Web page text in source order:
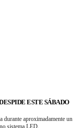
ESTE SÁBADO
aproximadamente un
sistema LED.